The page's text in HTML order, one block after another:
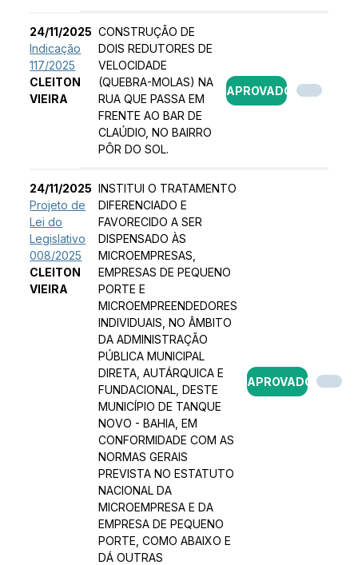
24/11/2025
Indicação
117/2025
CLEITON
VIEIRA
CONSTRUÇÃO DE
DOIS REDUTORES DE
VELOCIDADE
(QUEBRA-MOLAS) NA
RUA QUE PASSA EM
FRENTE AO BAR DE
CLAÚDIO, NO BAIRRO
PÔR DO SOL.
APROVADO
24/11/2025
Projeto de
Lei do
Legislativo
008/2025
CLEITON
VIEIRA
INSTITUI O TRATAMENTO
DIFERENCIADO E
FAVORECIDO A SER
DISPENSADO ÀS
MICROEMPRESAS,
EMPRESAS DE PEQUENO
PORTE E
MICROEMPREENDEDORES
INDIVIDUAIS, NO ÂMBITO
DA ADMINISTRAÇÃO
PÚBLICA MUNICIPAL
DIRETA, AUTÁRQUICA E
FUNDACIONAL, DESTE
MUNICÍPIO DE TANQUE
NOVO - BAHIA, EM
CONFORMIDADE COM AS
NORMAS GERAIS
PREVISTA NO ESTATUTO
NACIONAL DA
MICROEMPRESA E DA
EMPRESA DE PEQUENO
PORTE, COMO ABAIXO E
DÁ OUTRAS
APROVADO